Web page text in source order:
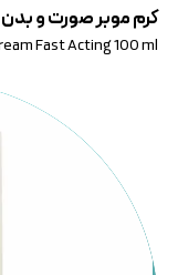
کرم موبر صورت و
Fast Acting 100 ml